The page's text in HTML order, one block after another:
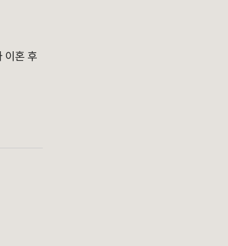
이혼 후